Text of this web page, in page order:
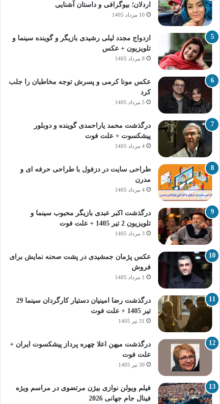
اردلان؛ بیوگرافی و داستان آشنایی
10 مرداد 1405
ازدواج مجدد لیلی رشیدی بازیگر و گوینده سینما و
تلویزیون + عکس
8 مرداد 1405
عکس مونا کرمی و پسرش توجه مخاطبان را جلب
کرد
5 مرداد 1405
درگذشت محمد یاراحمدی گوینده و دوبلور
پیشکسوت + علت فوت
4 مرداد 1405
طراحی سایت در دزفول با طراحی حرفه‌ ای و
مدرن
4 مرداد 1405
درگذشت اکبر عبدی بازیگر محبوب سینما و
تلویزیون 2 تیر 1405 + علت فوت
3 مرداد 1405
عکس پژمان جمشیدی در پشت صحنه نمایش برای
فروش
1 مرداد 1405
درگذشت رضا امینیان دستیار کارگردان سینما 29
تیر 1405 + علت فوت
31 تیر 1405
درگذشت میهن اعلا چهره پرداز پیشکسوت ایران +
علت فوت
30 تیر 1405
فیلم ویولن نوازی بیژن مرتضوی در مراسم ویژه
فینال جام جهانی 2026